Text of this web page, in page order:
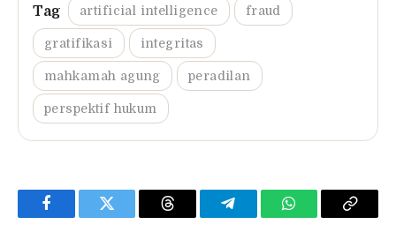
artificial intelligence fraud
gratifikasi integritas
mahkamah agung peradilan
perspektif hukum
FacebookTwitter Threads TelegramWhatsAppCopy